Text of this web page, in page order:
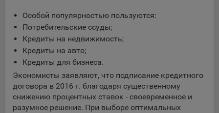
Особой популярностью пользуются:
Потребительские ссуды;
Кредиты на недвижимость;
Кредиты на авто;
Кредиты для бизнеса.
Экономисты заявляют, что подписание кредитного
договора в 2016 г. благодаря существенному
снижению процентных ставок - своевременное и
разумное решение. При выборе оптимальных